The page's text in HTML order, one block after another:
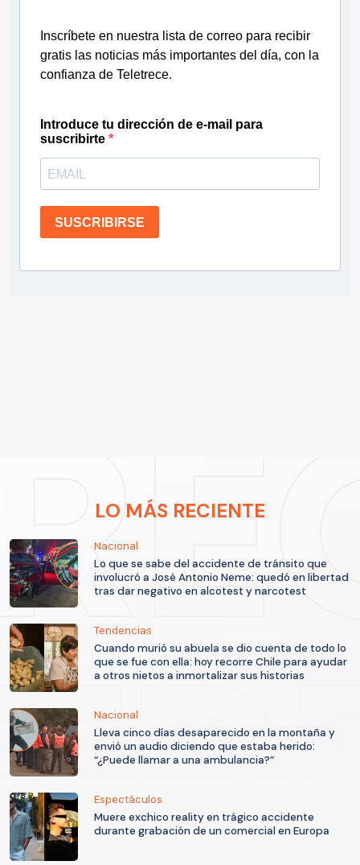
Inscríbete en nuestra lista de correo para recibir
gratis las noticias más importantes del día, con la
confianza de Teletrece.
Introduce tu dirección de e-mail para
suscribirte
SUSCRIBIRSE
LO MÁS RECIENTE
Nacional
Lo que se sabe del accidente de tránsito que
involucró a José Antonio Neme: quedó en libertad
tras dar negativo en alcotest y narcotest
Tendencias
Cuando murió su abuela se dio cuenta de todo lo
que se fue con ella: hoy recorre Chile para ayudar
a otros nietos a inmortalizar sus historias
Nacional
Lleva cinco días desaparecido en la montaña y
envió un audio diciendo que estaba herido:
“¿Puede llamar a una ambulancia?”
Espectáculos
Muere exchico reality en trágico accidente
durante grabación de un comercial en Europa